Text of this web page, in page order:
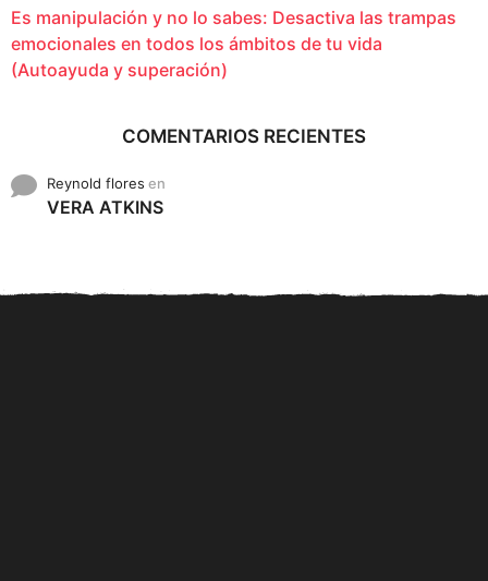
Es manipulación y no lo sabes: Desactiva las trampas
emocionales en todos los ámbitos de tu vida
(Autoayuda y superación)
COMENTARIOS RECIENTES
Reynold flores en
VERA ATKINS